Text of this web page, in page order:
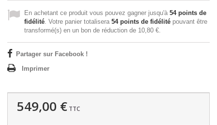
En achetant ce produit vous pouvez gagner jusqu'à 54points de
fidélité. Votre panier totalisera 54points de fidélité pouvant être
transformé(s) en un bon de réduction de 10,80 €.
Partager sur Facebook !
Imprimer
549,00 € TTC